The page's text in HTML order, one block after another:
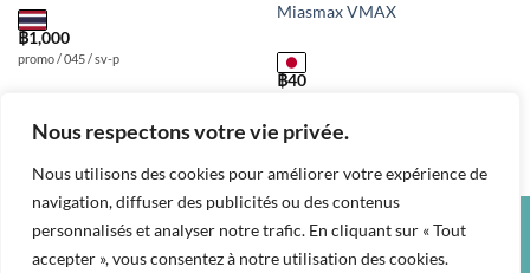
Nous respectons votre vie privée.
Nous utilisons des cookies pour améliorer votre expérience de
navigation, diffuser des publicités ou des contenus
personnalisés et analyser notre trafic. En cliquant sur « Tout
accepter », vous consentez à notre utilisation des cookies.
฿1,000
promo / 045 / sv-p
Miasmax VMAX
฿40
Credit
Card
Visa PayPal